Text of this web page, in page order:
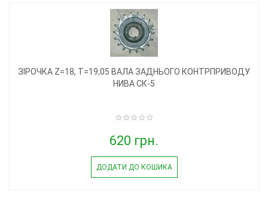
ЗІРОЧКА Z=18, T=19,05 ВАЛА ЗАДНЬОГО КОНТРПРИВОДУ
НИВА СК-5
620 грн.
ДОДАТИ ДО КОШИКА